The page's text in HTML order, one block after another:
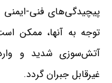
پیچیدگی‌های فنی-
توجه به آنها، ممکن
آتش‌سوزی شدید و
غیرقابل جبران گردد.